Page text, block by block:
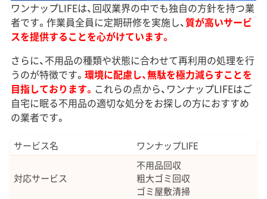
ワンナップLIFEは、回収業界の中でも独自の方針を持つ業
者です。作業員全員に定期研修を実施し、質が高いサービ
スを提供することを心がけています。
さらに、不用品の種類や状態に合わせて再利用の処理を行
うのが特徴です。 環境に配慮し、無駄を極力減らすことを
目指しております。 これらの点から、ワンナップLIFEはご
自宅に眠る不用品の適切な処分をお探しの方におすすめ
の業者です。
サービス名 ワンナップLIFE
対応サービス
不用品回収
粗大ゴミ回収
ゴミ屋敷清掃